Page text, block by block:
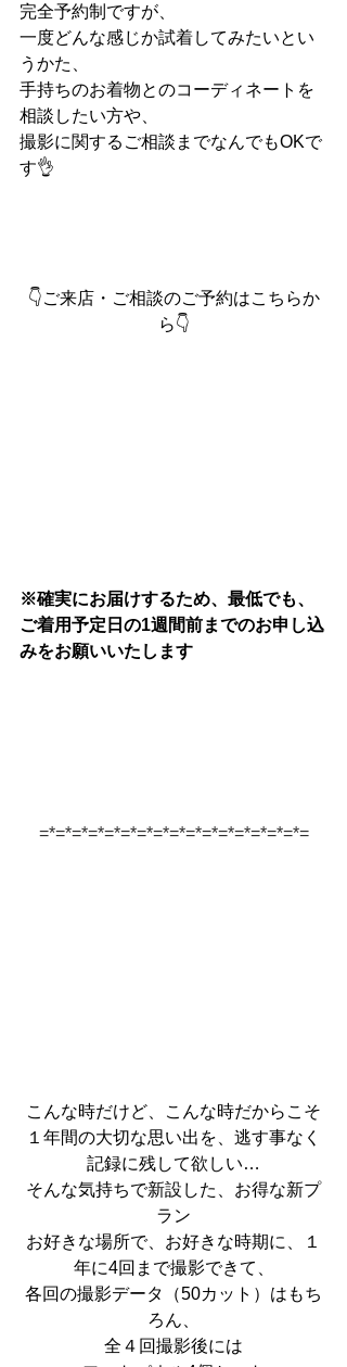
完全予約制ですが、
一度どんな感じか試着してみたいとい
うかた、
手持ちのお着物とのコーディネートを
相談したい方や、
撮影に関するご相談までなんでもOKで
す👌
👇ご来店・ご相談のご予約はこちらか
ら👇
※確実にお届けするため、最低でも、
ご着用予定日の1週間前までのお申し込
みをお願いいたします
=*=*=*=*=*=*=*=*=*=*=*=*=*=*=*=*=
こんな時だけど、こんな時だからこそ
１年間の大切な思い出を、逃す事なく
記録に残して欲しい…
そんな気持ちで新設した、お得な新プ
ラン
お好きな場所で、お好きな時期に、１
年に4回まで撮影できて、
各回の撮影データ（50カット）はもち
ろん、
全４回撮影後には